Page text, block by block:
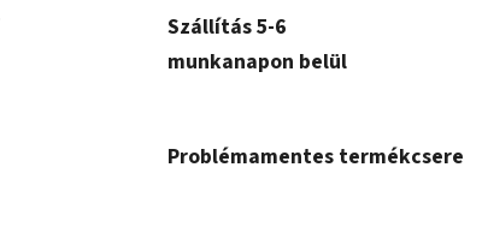
Szállítás 5-6
munkanapon belül
Problémamentes termékcsere